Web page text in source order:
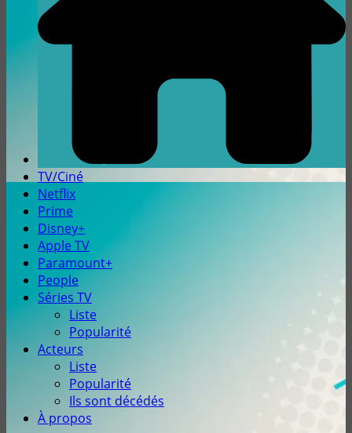
TV/Ciné
Netflix
Prime
Disney+
Apple TV
Paramount+
People
Séries TV
Liste
Popularité
Acteurs
Liste
Popularité
Ils sont décédés
À propos